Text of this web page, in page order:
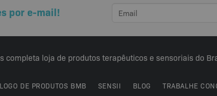
variantes.
opções
ser
na
por e-mail!
completa loja de produtos terapêuticos e sensoriais do
DE PRODUTOS BMB SENSII BLOG TRABALHE